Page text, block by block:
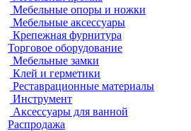
Мебельные опоры и ножки
Мебельные аксессуары
Крепежная фурнитура
Торговое оборудование
Мебельные замки
Клей и герметики
Реставрационные материалы
Инструмент
Аксессуары для ванной
Распродажа